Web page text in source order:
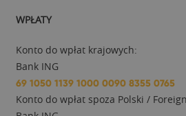
WPŁATY
Konto do wpłat krajowych:
Bank ING
69 1050 1139 1000 0090 8355 0765
Konto do wpłat spoza Polski /